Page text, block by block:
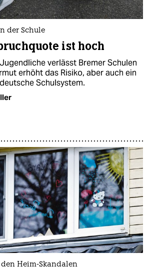
der Schule
ist hoch
verlässt Bremer Schulen
erhöht das Risiko, aber auch ein
Schulsystem.
Heim-Skandalen